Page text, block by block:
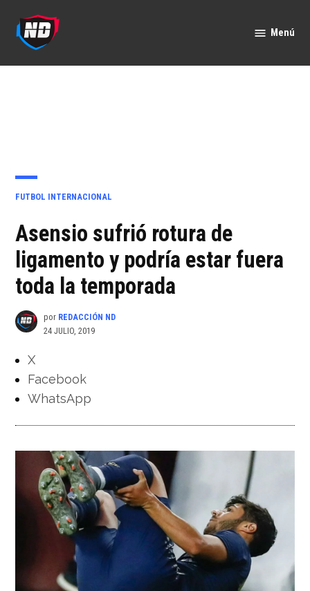
contenido
Menú
PUBLICADO
FUTBOL INTERNACIONAL
Asensio sufrió rotura de
ligamento y podría estar fuera
toda la temporada
por REDACCIÓN ND
24 JULIO, 2019
X
Facebook
WhatsApp